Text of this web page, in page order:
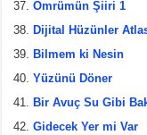
Ömrümün Şiiri 1
Dijital Hüzünler
Bilmem ki Nesin
Yüzünü Döner
Bir Avuç Su Gibi
Gidecek Yer mi Var